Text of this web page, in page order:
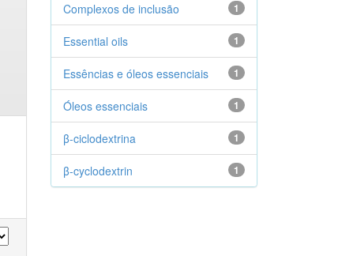
1
Complexos de inclusão
1
Essential oils
1
Essências e óleos essenciais
1
Óleos essenciais
1
β-ciclodextrina
1
β-cyclodextrin